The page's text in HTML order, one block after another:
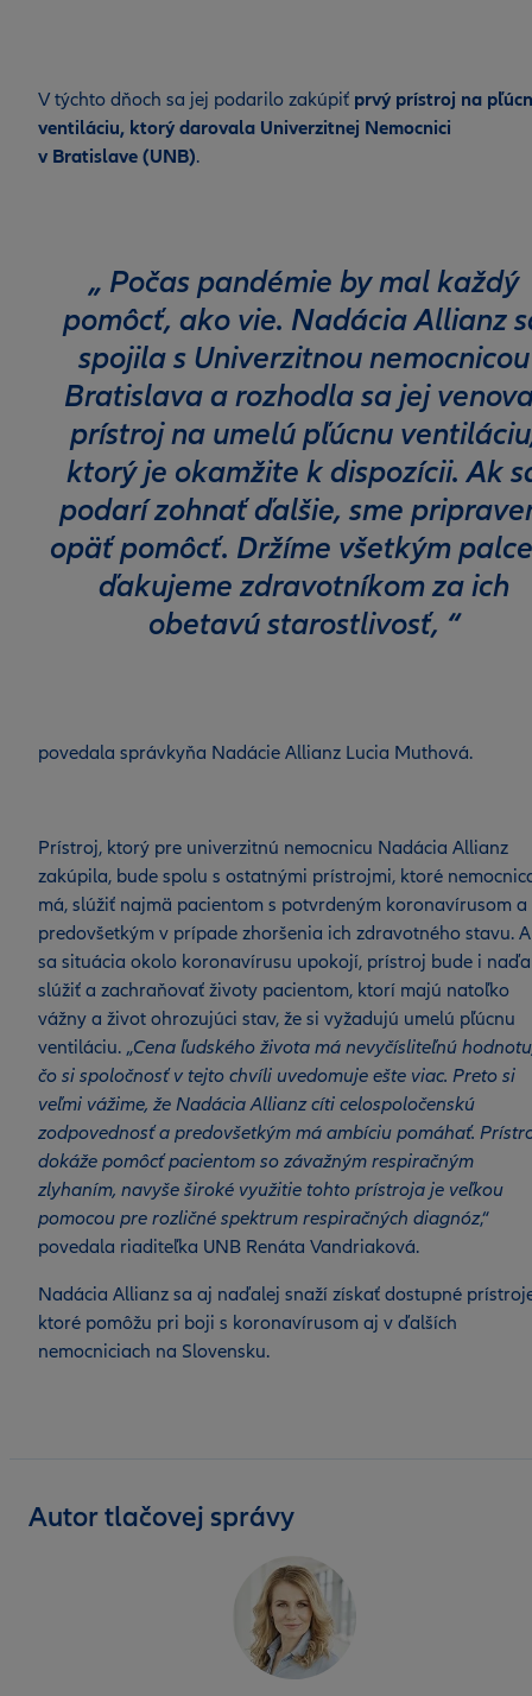
V týchto dňoch sa jej podarilo zakúpiť prvý prístroj na
ventiláciu, ktorý darovala Univerzitnej Nemocnici
v Bratislave (UNB).
Počas pandémie by mal každý
pomôcť, ako vie. Nadácia Allianz
spojila s Univerzitnou nemocnicou
Bratislava a rozhodla sa jej
prístroj na umelú pľúcnu
ktorý je okamžite k dispozícii. Ak
podarí zohnať ďalšie, sme
opäť pomôcť. Držíme všetkým
ďakujeme zdravotníkom za ich
obetavú starostlivosť,
povedala správkyňa Nadácie Allianz Lucia Muthová.
Prístroj, ktorý pre univerzitnú nemocnicu Nadácia Allianz
zakúpila, bude spolu s ostatnými prístrojmi, ktoré
má, slúžiť najmä pacientom s potvrdeným koronavírusom a
predovšetkým v prípade zhoršenia ich zdravotného stavu.
sa situácia okolo koronavírusu upokojí, prístroj bude i
slúžiť a zachraňovať životy pacientom, ktorí majú natoľko
vážny a život ohrozujúci stav, že si vyžadujú umelú pľúcnu
ventiláciu. „Cena ľudského života má nevyčísliteľnú
čo si spoločnosť v tejto chvíli uvedomuje ešte viac. Preto si
veľmi vážime, že Nadácia Allianz cíti celospoločenskú
zodpovednosť a predovšetkým má ambíciu pomáhať.
dokáže pomôcť pacientom so závažným respiračným
zlyhaním, navyše široké využitie tohto prístroja je veľkou
pomocou pre rozličné spektrum respiračných diagnóz,“
povedala riaditeľka UNB Renáta Vandriaková.
Nadácia Allianz sa aj naďalej snaží získať dostupné
ktoré pomôžu pri boji s koronavírusom aj v ďalších
nemocniciach na Slovensku.
Autor tlačovej správy